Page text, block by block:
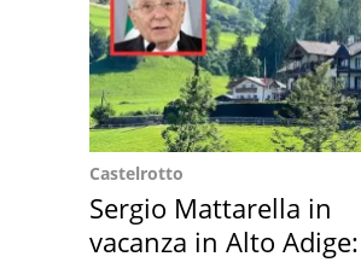
Castelrotto
Sergio Mattarella in
vacanza in Alto